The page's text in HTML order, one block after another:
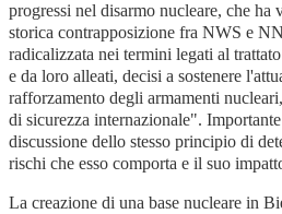
progressi nel disarmo nucleare, che ha
storica contrapposizione fra NWS e
radicalizzata nei termini legati al
e da loro alleati, decisi a sostenere
rafforzamento degli armamenti
di sicurezza internazionale". Importante
discussione dello stesso principio di
rischi che esso comporta e il suo
La creazione di una base nucleare in